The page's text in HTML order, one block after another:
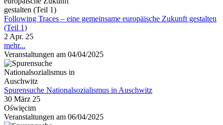
Following Traces – eine gemeinsame europäische Zukunft gestalten
(Teil 1)
2 Apr. 25
mehr...
Veranstaltungen am 04/04/2025
Spurensuche Nationalsozialismus in Auschwitz
30 März 25
Oświęcim
Veranstaltungen am 06/04/2025